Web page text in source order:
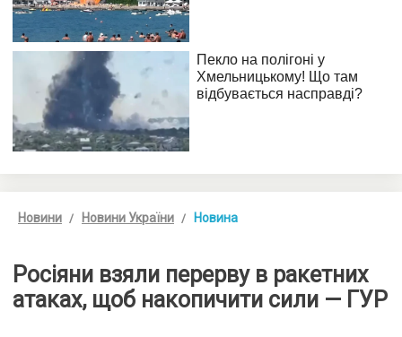
Новини Новини України Новина
Росіяни взяли перерву в ракетних
атаках, щоб накопичити сили — ГУР